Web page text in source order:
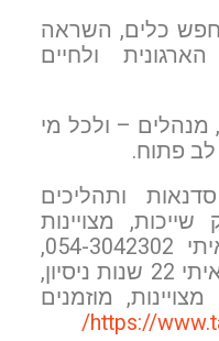
כלים, השראה
ולחיים
מנהלים – ולכל מי
לב פתוח.
ותהליכים
שייכות, מצויינות
ומנהיגות אמיצה דברו איתי 054-3042302,
זוהי שליחותי. אני מביאה איתי 22 שנות ניסיון,
מוזמנים
⁠⁠https://